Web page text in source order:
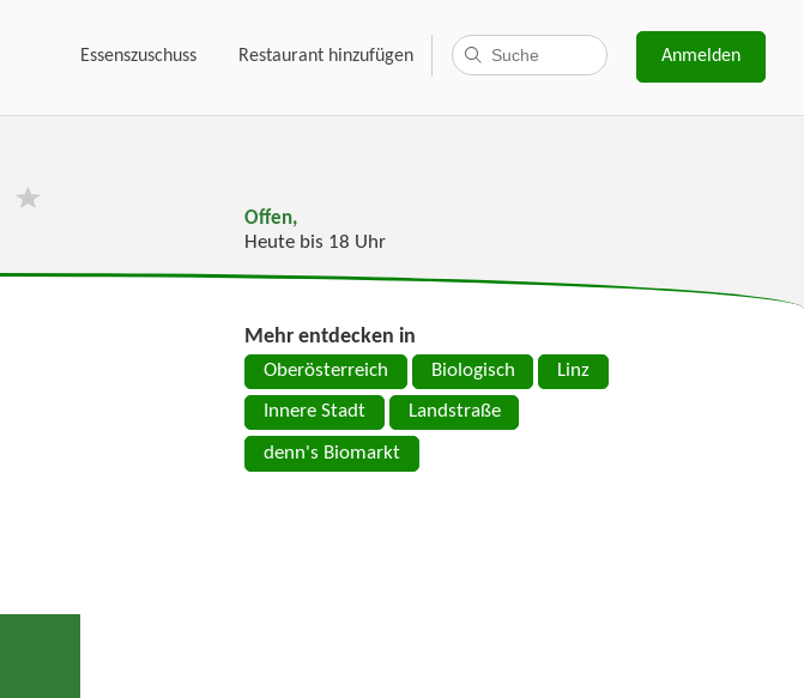
Essenszuschuss Restaurant hinzufügen Anmelden
Offen,
Heute bis 18 Uhr
Mehr entdecken in
Oberösterreich Biologisch Linz
Innere Stadt Landstraße
denn's Biomarkt